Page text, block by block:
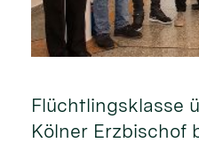
Flüchtlingsklasse
Kölner Erzbischof